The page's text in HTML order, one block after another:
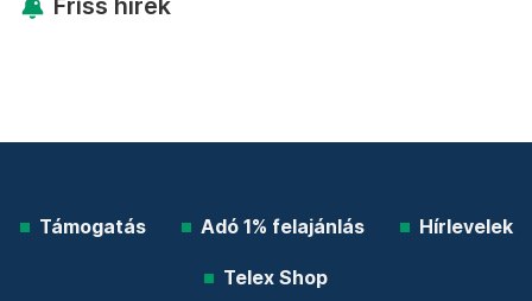
Friss hírek
Támogatás Adó 1% felajánlás Hírlevelek
Telex Shop